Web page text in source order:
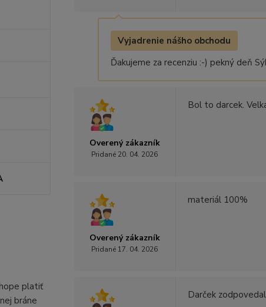
platiť
bráne
Vyjadrenie nášho obchodu
Ďakujeme za recenziu :-) pekný deň
Overený zákazník
Pridané 20. 04. 2026
Bol to darcek.
Overený zákazník
Pridané 17. 04. 2026
materiál 100%
Darček